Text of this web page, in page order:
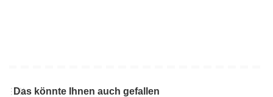
Das könnte Ihnen auch gefallen